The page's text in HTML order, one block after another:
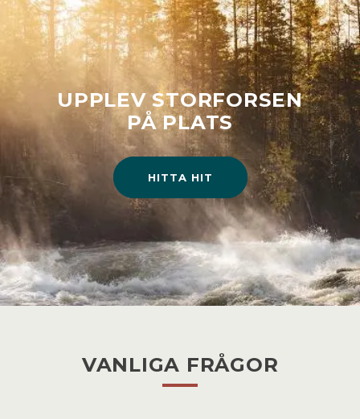
UPPLEV STORFORSEN
PÅ PLATS
HITTA HIT
VANLIGA FRÅGOR